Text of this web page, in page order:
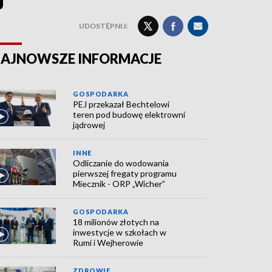
UDOSTĘPNIJ:
INFORMACJE
GOSPODARKA
PEJ przekazał Bechtelowi
teren pod budowę elektrowni
jądrowej
INNE
Odliczanie do wodowania
pierwszej fregaty programu
Miecznik - ORP „Wicher”
GOSPODARKA
18 milionów złotych na
inwestycje w szkołach w
Rumi i Wejherowie